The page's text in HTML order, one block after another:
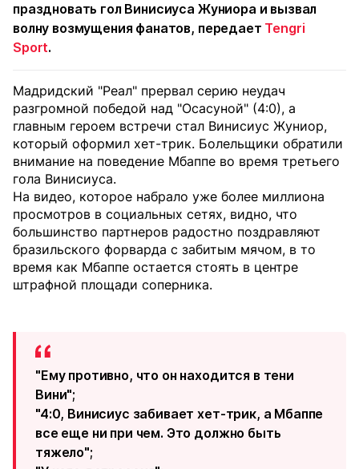
праздновать гол Винисиуса Жуниора и вызвал
волну возмущения фанатов, передает Tengri
Sport.
Мадридский "Реал" прервал серию неудач
разгромной победой над "Осасуной" (4:0), а
главным героем встречи стал Винисиус Жуниор,
который оформил хет-трик. Болельщики обратили
внимание на поведение Мбаппе во время третьего
гола Винисиуса.
На видео, которое набрало уже более миллиона
просмотров в социальных сетях, видно, что
большинство партнеров радостно поздравляют
бразильского форварда с забитым мячом, в то
время как Мбаппе остается стоять в центре
штрафной площади соперника.
"Ему противно, что он находится в тени
Вини";
"4:0, Винисиус забивает хет-трик, а Мбаппе
все еще ни при чем. Это должно быть
тяжело";